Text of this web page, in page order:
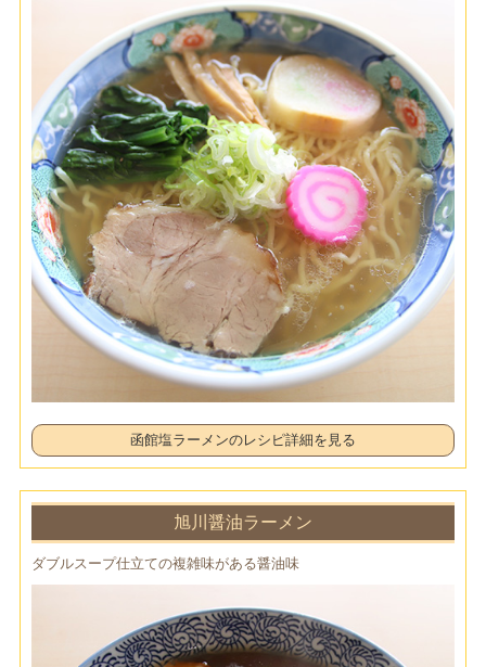
函館塩ラーメンのレシピ詳細を見る
旭川醤油ラーメン
ダブルスープ仕立ての複雑味がある醤油味